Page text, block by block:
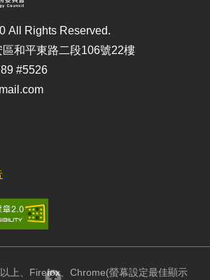
All Rights Reserved.
和平東路二段106號22樓
#5526
上、Firefox、Chrome(螢幕設定最佳顯示